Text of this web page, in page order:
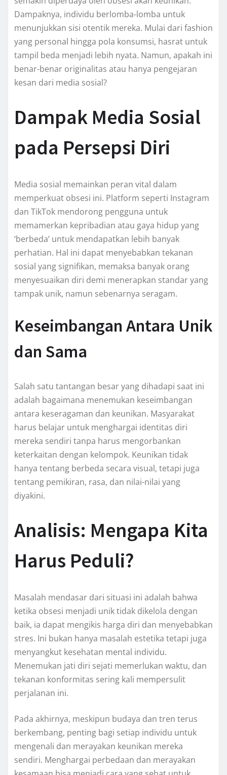
Dampaknya, individu berlomba-lomba untuk
menunjukkan sisi otentik mereka. Mulai dari fashion
yang personal hingga pola konsumsi, hasrat untuk
tampil beda menjadi lebih nyata. Namun, apakah ini
benar-benar originalitas atau hanya pengejaran
kesan dari media sosial?
Dampak Media Sosial
pada Persepsi Diri
Media sosial memainkan peran vital dalam
memperkuat obsesi ini. Platform seperti Instagram
dan TikTok mendorong pengguna untuk
memamerkan kepribadian atau gaya hidup yang
‘berbeda’ untuk mendapatkan lebih banyak
perhatian. Hal ini dapat menyebabkan tekanan
sosial yang signifikan, memaksa banyak orang
menyesuaikan diri demi menerapkan standar yang
tampak unik, namun sebenarnya seragam.
Keseimbangan Antara Unik
dan Sama
Salah satu tantangan besar yang dihadapi saat ini
adalah bagaimana menemukan keseimbangan
antara keseragaman dan keunikan. Masyarakat
harus belajar untuk menghargai identitas diri
mereka sendiri tanpa harus mengorbankan
keterkaitan dengan kelompok. Keunikan tidak
hanya tentang berbeda secara visual, tetapi juga
tentang pemikiran, rasa, dan nilai-nilai yang
diyakini.
Analisis: Mengapa Kita
Harus Peduli?
Masalah mendasar dari situasi ini adalah bahwa
ketika obsesi menjadi unik tidak dikelola dengan
baik, ia dapat mengikis harga diri dan menyebabkan
stres. Ini bukan hanya masalah estetika tetapi juga
menyangkut kesehatan mental individu.
Menemukan jati diri sejati memerlukan waktu, dan
tekanan konformitas sering kali mempersulit
perjalanan ini.
Pada akhirnya, meskipun budaya dan tren terus
berkembang, penting bagi setiap individu untuk
mengenali dan merayakan keunikan mereka
sendiri. Menghargai perbedaan dan merayakan